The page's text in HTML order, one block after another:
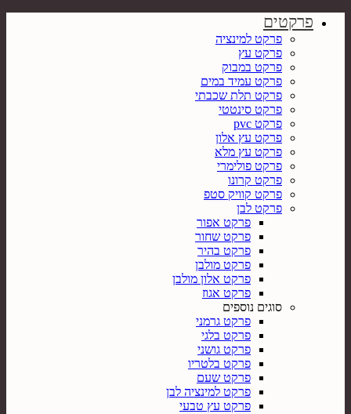
פרקטים
פרקט למינציה
פרקט עץ
פרקט במבוק
פרקט עמיד במים
פרקט תלת שכבתי
פרקט סינטטי
פרקט pvc
פרקט עץ אלון
פרקט עץ מלא
פרקט פולימרי
פרקט קרונו
פרקט קוויק סטפ
פרקט לבן
פרקט אפור
פרקט שחור
פרקט בהיר
פרקט מולבן
פרקט אלון מולבן
פרקט אגוז
סוגים נוספים
פרקט גרמני
פרקט בלגי
פרקט גושני
פרקט בלטריו
פרקט שעם
פרקט למינציה לבן
פרקט עץ טבעי